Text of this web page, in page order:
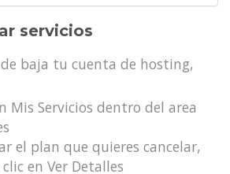
servicios
baja tu cuenta de hosting,
Mis Servicios dentro del area
el plan que quieres cancelar,
en Ver Detalles